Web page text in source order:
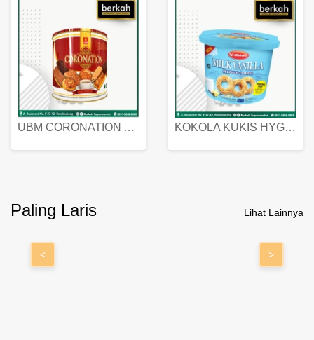
UBM CORONATION ASSORTED BISKUIT KALENG 450 GRAM KOKOLA KUKIS HYGIENIC MILK VANILLA PACK 320 GR
Paling Laris Lihat Lainnya
< >